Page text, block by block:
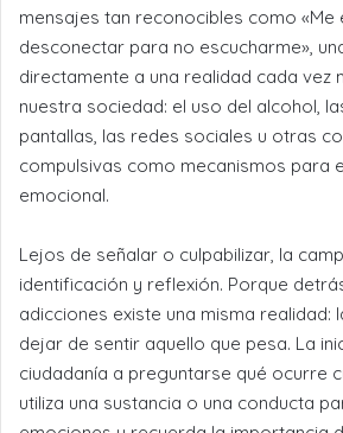
mensajes tan reconocibles como «Me
desconectar para no escucharme»,
directamente a una realidad cada vez
nuestra sociedad: el uso del alcohol,
pantallas, las redes sociales u otras
compulsivas como mecanismos para
emocional.
Lejos de señalar o culpabilizar, la
identificación y reflexión. Porque
adicciones existe una misma realidad:
dejar de sentir aquello que pesa. La
ciudadanía a preguntarse qué ocurre
utiliza una sustancia o una conducta